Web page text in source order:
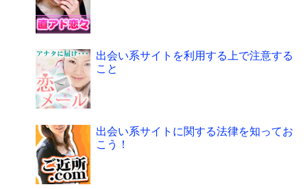
出会い系サイトを利用する上で注意する
こと
出会い系サイトに関する法律を知ってお
こう！